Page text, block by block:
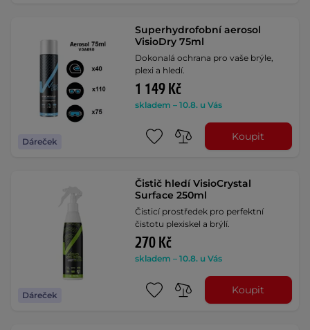
Dáreček
Superhydrofobní aerosol
VisioDry 75ml
Dokonalá ochrana pro vaše brýle,
plexi a hledí.
1 149 Kč
skladem – 10.8. u Vás
Koupit
Dáreček
Čistič hledí VisioCrystal
Surface 250ml
Čisticí prostředek pro perfektní
čistotu plexiskel a brýlí.
270 Kč
skladem – 10.8. u Vás
Koupit